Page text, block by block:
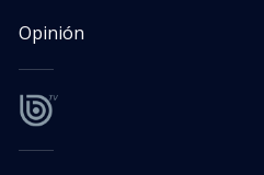
Opinión